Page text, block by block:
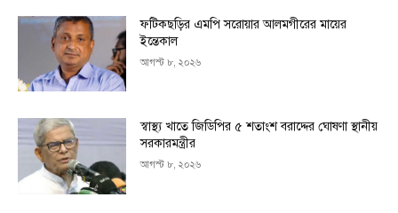
ফটিকছড়ির এমপি সরোয়ার আলমগীরের মায়ের
ইন্তেকাল
আগস্ট ৮, ২০২৬
স্বাস্থ্য খাতে জিডিপির ৫ শতাংশ বরাদ্দের ঘোষণা স্থানীয়
সরকারমন্ত্রীর
আগস্ট ৮, ২০২৬